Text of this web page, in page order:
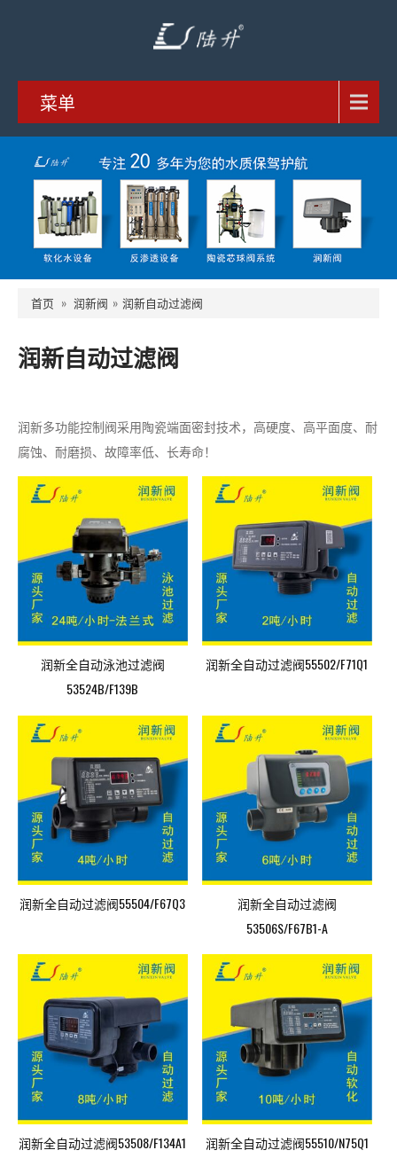
菜单
首页 » 润新阀 » 润新自动过滤阀
润新自动过滤阀
润新多功能控制阀采用陶瓷端面密封技术，高硬度、高平面度、耐
腐蚀、耐磨损、故障率低、长寿命！
润新全自动泳池过滤阀
53524B/F139B
润新全自动过滤阀55502/F71Q1
润新全自动过滤阀55504/F67Q3
润新全自动过滤阀
53506S/F67B1-A
润新全自动过滤阀53508/F134A1 润新全自动过滤阀55510/N75Q1